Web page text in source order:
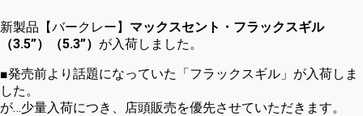
新製品【バークレー】 マックスセント・フラックスギル
（3.5”）（5.3”） が入荷しました。
■発売前より話題になっていた「フラックスギル」が入荷しま
した。
が…少量入荷につき、店頭販売を優先させていただきます。